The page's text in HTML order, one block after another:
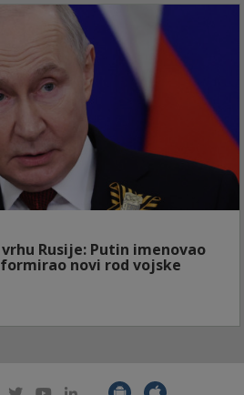
Rusije: Putin imenovao
novi rod vojske